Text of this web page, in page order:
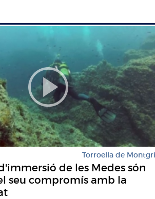
Torroella de Montgrí
de les Medes són
seu compromís amb la